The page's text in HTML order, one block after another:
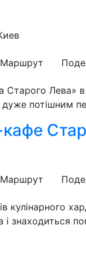
Маршрут
Старого Лева»
потішним
Маршрут
кулінарного
знаходиться